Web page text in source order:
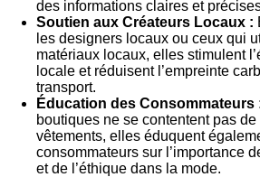
des informations claires et
Soutien aux Créateurs Locaux :
les designers locaux ou ceux qui
matériaux locaux, elles stimulent
locale et réduisent l’empreinte
transport.
Éducation des Consommateurs
boutiques ne se contentent pas
vêtements, elles éduquent
consommateurs sur l’importance
et de l’éthique dans la mode.